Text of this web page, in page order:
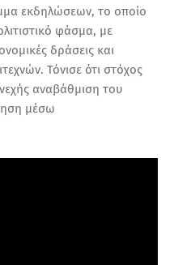
εκδηλώσεων, το οποίο
φάσμα, με
δράσεις και
Τόνισε ότι στόχος
αναβάθμιση του
μέσω